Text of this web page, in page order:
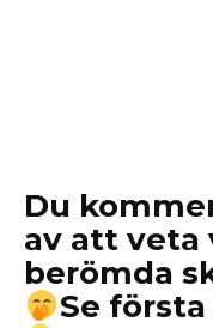
Du
av att veta
berömda
Se